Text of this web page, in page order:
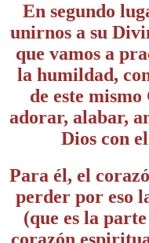
En segundo
unirnos a su
que vamos a
la humildad,
de este
adorar, alabar,
Dios con
Para él, el
perder por eso
(que es la